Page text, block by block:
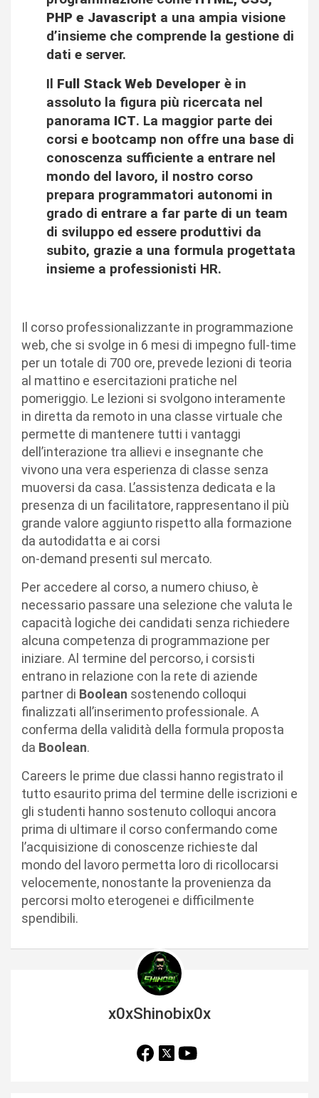
PHP e Javascript a una ampia visione
d’insieme​ che comprende la gestione di
dati e server.
Il Full Stack Web Developer è in
assoluto la figura più ricercata nel
panorama ICT. La maggior parte dei
corsi e bootcamp non offre una base di
conoscenza sufficiente a entrare nel
mondo del lavoro, il nostro corso
prepara programmatori autonomi in
grado di entrare a far parte di un team
di sviluppo ed essere produttivi da
subito​, grazie a una formula progettata
insieme a professionisti HR​.
Il corso professionalizzante in ​programmazione
web​, che si svolge in 6 mesi di impegno full-time
per un totale di 700 ore, prevede lezioni di teoria
al mattino e esercitazioni pratiche nel
pomeriggio. Le lezioni si svolgono interamente
in diretta da remoto in una classe virtuale​ che
permette di mantenere tutti i vantaggi
dell’interazione​ tra allievi e insegnante che
vivono una vera esperienza di classe senza
muoversi da casa. L’assistenza dedicata​ e la
presenza di un facilitatore, rappresentano il più
grande valore aggiunto rispetto alla formazione
da autodidatta e ai corsi
on-demand presenti sul mercato.
Per accedere al corso, a numero chiuso, è
necessario passare una selezione che valuta le
capacità logiche dei candidati senza richiedere
alcuna competenza di programmazione per
iniziare. Al termine del percorso, i corsisti
entrano in relazione con la rete di aziende
partner di Boolean sostenendo colloqui
finalizzati all’inserimento professionale. A
conferma della validità della formula proposta
da Boolean.
Careers​ le prime due classi hanno registrato il
tutto esaurito prima del termine delle iscrizioni e
gli studenti hanno sostenuto colloqui ancora
prima di ultimare il corso confermando come
l’acquisizione di conoscenze richieste dal
mondo del lavoro​ permetta loro di ricollocarsi
velocemente, nonostante la provenienza da
percorsi molto eterogenei e difficilmente
spendibili.
x0xShinobix0x